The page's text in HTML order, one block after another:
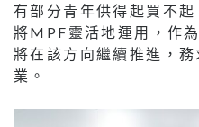
有部分青年供得起買不
將MPF靈活地運用，作
將在該方向繼續推進，
業。